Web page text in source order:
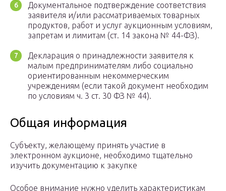
Документальное подтверждение соответствия
заявителя и/или рассматриваемых товарных
продуктов, работ и услуг аукционным условиям,
запретам и лимитам (ст. 14 закона № 44-ФЗ).
Декларация о принадлежности заявителя к
малым предпринимателям либо социально
ориентированным некоммерческим
учреждениям (если такой документ необходим
по условиям ч. 3 ст. 30 ФЗ № 44).
Общая информация
Субъекту, желающему принять участие в
электронном аукционе, необходимо тщательно
изучить документацию к закупке
Особое внимание нужно уделить характеристикам